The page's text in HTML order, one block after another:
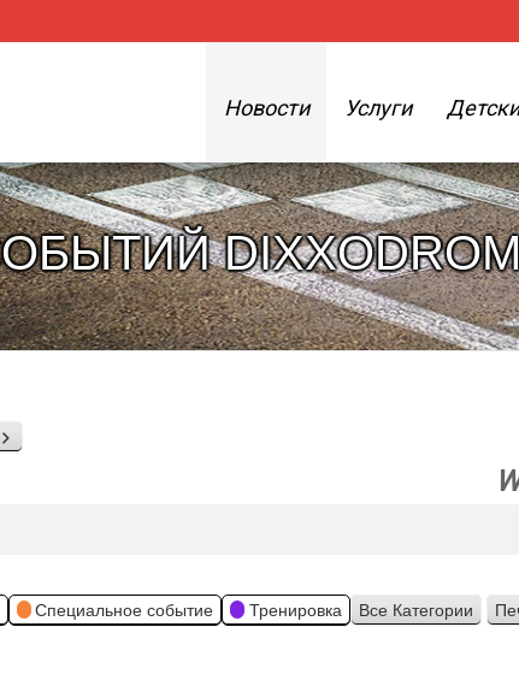
Новости Услуги
Вперед
Специальное событие Тренировка Все Категории